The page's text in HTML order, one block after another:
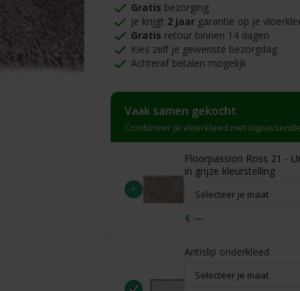
Gratis bezorging
Je krijgt 2 jaargarantie op je
Gratis retour binnen 14 dagen
Kies zelf je gewenste bezorgdag
Achteraf betalen mogelijk
Vaak samen gekocht
Combineer je vloerkleed met
+
Floorpassion Ross 21 -
in grijze kleurstelling
€ —
Antislip onderkleed